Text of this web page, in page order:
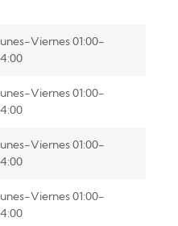
Viernes 01:00-
Viernes 01:00-
Viernes 01:00-
Viernes 01:00-